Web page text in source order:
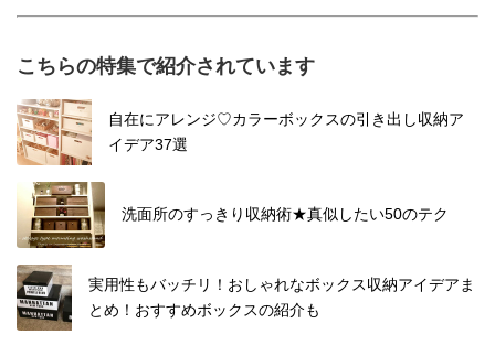
こちらの特集で紹介されています
自在にアレンジ♡カラーボックスの引き出し収納ア
イデア37選
洗面所のすっきり収納術★真似したい50のテク
実用性もバッチリ！おしゃれなボックス収納アイデアま
とめ！おすすめボックスの紹介も